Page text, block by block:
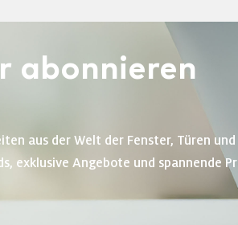
abonnieren
aus der Welt der Fenster, Türen
exklusive Angebote und spannende